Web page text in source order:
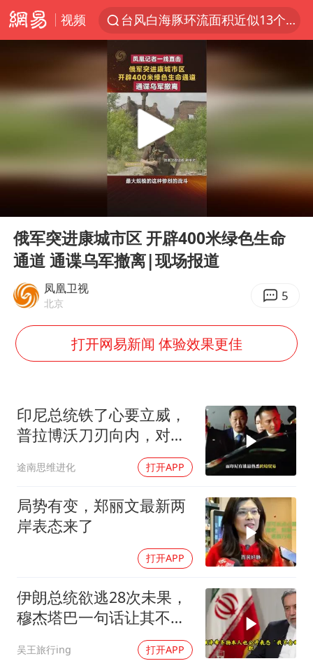
视频
台风白海豚环流面积近似13个浙江
汪峰阻止14岁女儿买大牌
夜幕落下 运动上场
官方通报教师招聘笔试前13名被淘汰
泸溪河：桃酥吃出金属牙冠视频不实
美国将对多晶硅衍生品加征15%关税
改名后的“青海拉面”店
四川宜宾市高县发生4.9级地震
公司“上四休三”但要降薪1000元
台风灿鸿未来对中国无影响
美媒称美国想用战术核武器对抗中俄
29岁依旧是小孩 外婆偷偷给孙女塞钱
985博士后被曝在妻子孕期出轨后续
如何把百年大党建设得更加坚强有力？
Play
01:06
俄军突进康城市区 开辟400米绿色生命
通道 通谍乌军撤离|现场报道
凤凰卫视
北京 5
打开网易新闻 体验效果更佳
印尼总统铁了心要立威，
普拉博沃刀刃向内，对准
途南思维进化 打开APP
局势有变，郑丽文最新两
岸表态来了
打开APP
伊朗总统欲逃28次未果，
穆杰塔巴一句话让其不敢
吴王旅行ing 打开APP